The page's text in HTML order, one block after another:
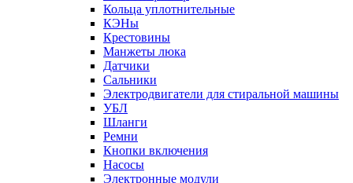
Кольца уплотнительные
КЭНы
Крестовины
Манжеты люка
Датчики
Сальники
Электродвигатели для стиральной машины
УБЛ
Шланги
Ремни
Кнопки включения
Насосы
Электронные модули